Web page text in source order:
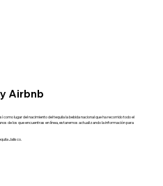
Airbnb
lugar del nacimiento del tequila la bebida nacional que ha recorrido todo el
de los que encuentras en línea, estaremos actualizando la información para
Jalisco.